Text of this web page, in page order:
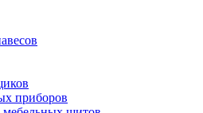
приборов